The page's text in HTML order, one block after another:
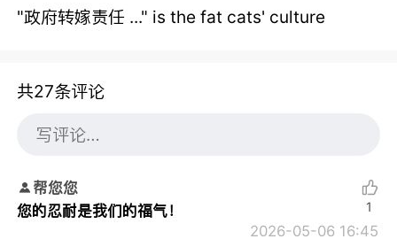
"政府转嫁责任 ..." is the fat cats' culture
共27条评论
帮您您
您的忍耐是我们的福气！
2026-05-06 16:45
1